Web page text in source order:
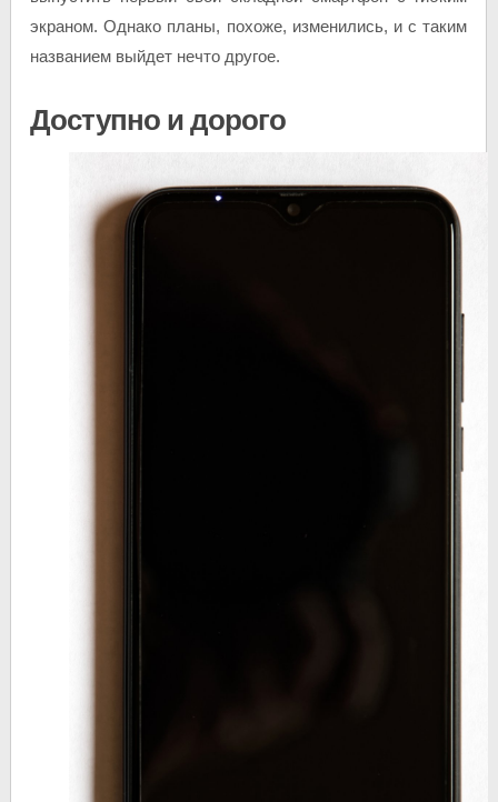
экраном. Однако планы, похоже, изменились, и с таким
названием выйдет нечто другое.
Доступно и дорого